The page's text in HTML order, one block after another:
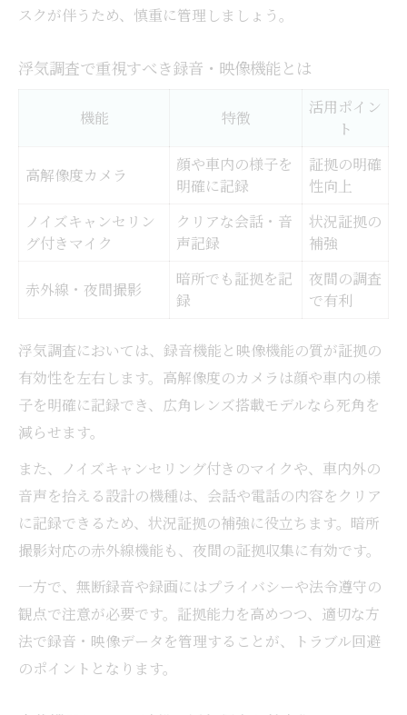
スクが伴うため、慎重に管理しましょう。
浮気調査で重視すべき録音・映像機能とは
機能 特徴
活用ポイン
ト
高解像度カメラ
顔や車内の様子を
明確に記録
証拠の明確
性向上
ノイズキャンセリン
グ付きマイク
クリアな会話・音
声記録
状況証拠の
補強
赤外線・夜間撮影
暗所でも証拠を記
録
夜間の調査
で有利
浮気調査においては、録音機能と映像機能の質が証拠の
有効性を左右します。高解像度のカメラは顔や車内の様
子を明確に記録でき、広角レンズ搭載モデルなら死角を
減らせます。
また、ノイズキャンセリング付きのマイクや、車内外の
音声を拾える設計の機種は、会話や電話の内容をクリア
に記録できるため、状況証拠の補強に役立ちます。暗所
撮影対応の赤外線機能も、夜間の証拠収集に有効です。
一方で、無断録音や録画にはプライバシーや法令遵守の
観点で注意が必要です。証拠能力を高めつつ、適切な方
法で録音・映像データを管理することが、トラブル回避
のポイントとなります。